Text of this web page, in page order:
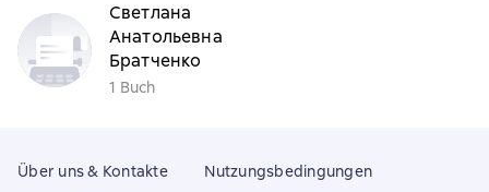
Светлана
Анатольевна
Братченко
1 Buch
Über uns & Kontakte
Nutzungsbedingungen